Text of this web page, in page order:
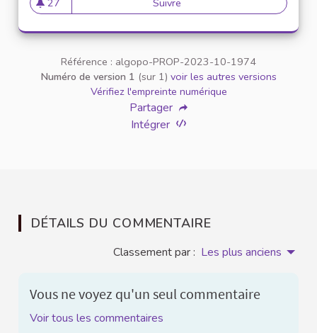
27 abonnés
Référence : algopo-PROP-2023-10-1974
Numéro de version 1 (sur 1) voir les autres versions
Vérifiez l'empreinte numérique
Partager
Intégrer
DÉTAILS DU COMMENTAIRE
Classement par : Les plus anciens
Vous ne voyez qu'un seul commentaire
Voir tous les commentaires